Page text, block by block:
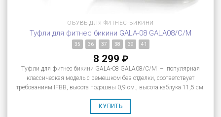
ОБУВЬ ДЛЯ ФИТНЕС-БИКИНИ
Туфли для фитнес бикини GALA-08 GALA08/C/M
35 36 37 38 39 41
8 299 ₽
Туфли для фитнес бикини GALA-08 GALA08/C/M – популярная
классическая модель с ремешком без отделки, соответствует
требованиям IFBB, высота подошвы 0,9 см., высота каблука 11,5 см.
КУПИТЬ